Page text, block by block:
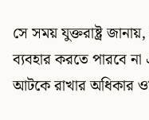
সে সময় যুক্তরাষ্ট্র
ব্যবহার করতে পারবে
আটকে রাখার অধিকার